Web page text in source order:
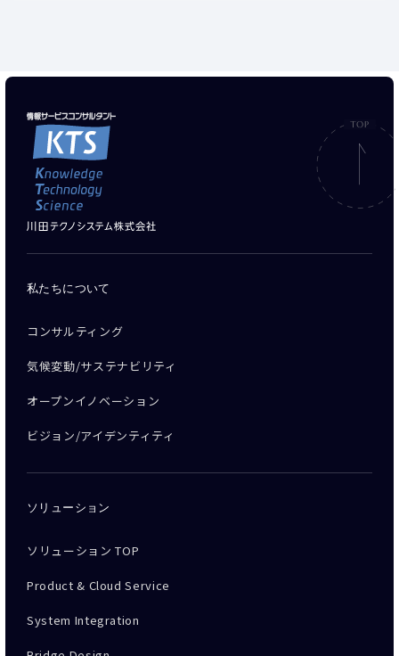
私たちについて
コンサルティング
気候変動/サステナビリティ
オープンイノベーション
ビジョン/アイデンティティ
ソリューション
ソリューション TOP
Product & Cloud Service
System Integration